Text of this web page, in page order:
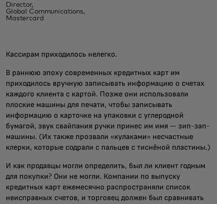
Director,
Global Communications,
Mastercard
Кассирам приходилось нелегко.
В раннюю эпоху современных кредитных карт им
приходилось вручную записывать информацию о счетах
каждого клиента с картой. Позже они использовали
плоские машины для печати, чтобы записывать
информацию о карточке на упаковки с углеродной
бумагой, звук свайпания ручки принес им имя — зип-зап-
машины. (Их также прозвали «кулаками» несчастные
клерки, которые содрали с пальцев с тиснёной пластины.)
И как продавцы могли определить, был ли клиент годным
для покупки? Они не могли. Компании по выпуску
кредитных карт ежемесячно распространяли список
неисправных счетов, и торговец должен был сравнивать